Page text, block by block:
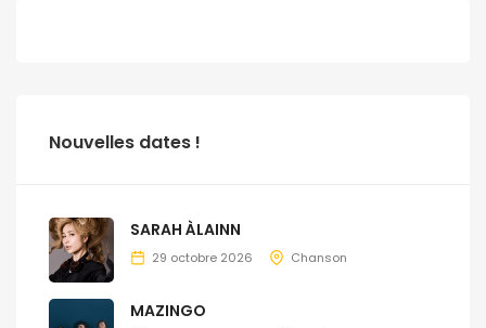
Nouvelles dates !
SARAH ÀLAINN
29 octobre 2026 Chanson
MAZINGO